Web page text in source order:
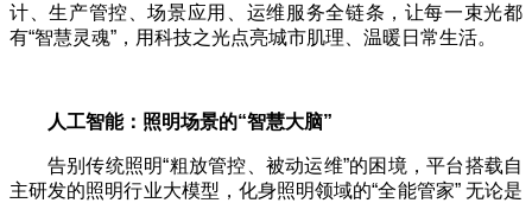
计、生产管控、场景应用、运维服务全链条，让每一束光都
有“智慧灵魂”，用科技之光点亮城市肌理、温暖日常生活。
人工智能：照明场景的“智慧大脑”
告别传统照明“粗放管控、被动运维”的困境，平台搭载自
主研发的照明行业大模型，化身照明领域的“全能管家” 无论是